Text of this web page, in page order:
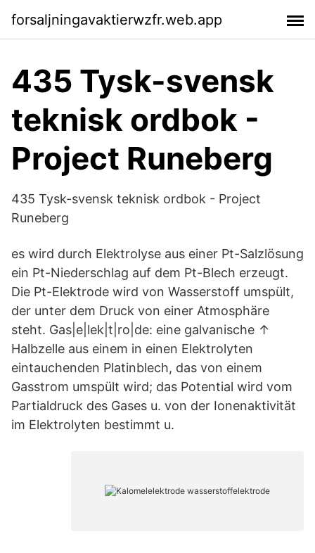
forsaljningavaktierwzfr.web.app
435 Tysk-svensk
teknisk ordbok -
Project Runeberg
435 Tysk-svensk teknisk ordbok - Project
Runeberg
es wird durch Elektrolyse aus einer Pt-Salzlösung
ein Pt-Niederschlag auf dem Pt-Blech erzeugt.
Die Pt-Elektrode wird von Wasserstoff umspült,
der unter dem Druck von einer Atmosphäre
steht. Gas|e|lek|t|ro|de: eine galvanische ↑
Halbzelle aus einem in einen Elektrolyten
eintauchenden Platinblech, das von einem
Gasstrom umspült wird; das Potential wird vom
Partialdruck des Gases u. von der Ionenaktivität
im Elektrolyten bestimmt u.